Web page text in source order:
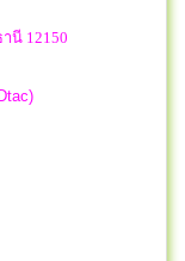
นี 12150